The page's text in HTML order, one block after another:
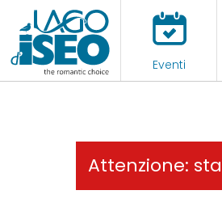
Eventi
Attenzione: